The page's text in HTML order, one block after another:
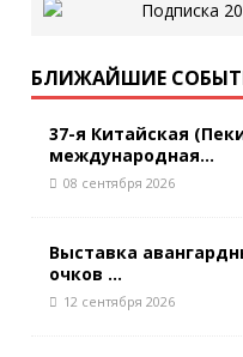
БЛИЖАЙШИЕ
37-я Китайская
международная...
08 сентября 2026
Выставка
очков ...
12 сентября 2026